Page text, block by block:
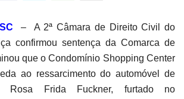
–
A 2ª Câmara de Direito Civil do
confirmou sentença da Comarca de
que o Condomínio Shopping Center
ao ressarcimento do automóvel de
Rosa Frida Fuckner, furtado no